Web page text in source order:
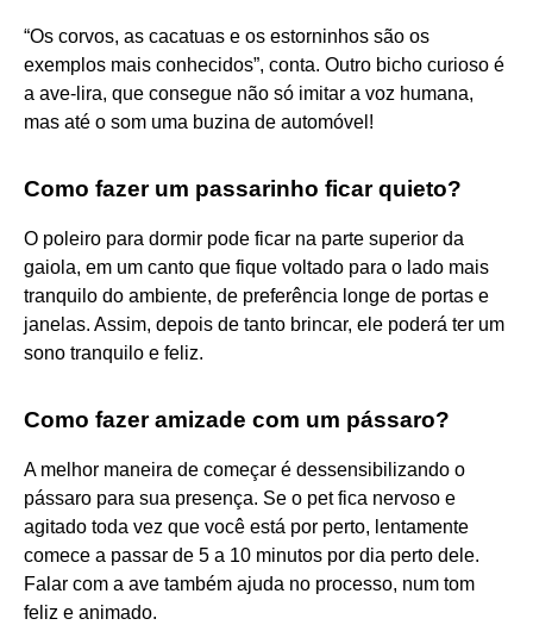
“Os corvos, as cacatuas e os estorninhos são os
exemplos mais conhecidos”, conta. Outro bicho curioso é
a ave-lira, que consegue não só imitar a voz humana,
mas até o som uma buzina de automóvel!
Como fazer um passarinho ficar quieto?
O poleiro para dormir pode ficar na parte superior da
gaiola, em um canto que fique voltado para o lado mais
tranquilo do ambiente, de preferência longe de portas e
janelas. Assim, depois de tanto brincar, ele poderá ter um
sono tranquilo e feliz.
Como fazer amizade com um pássaro?
A melhor maneira de começar é dessensibilizando o
pássaro para sua presença. Se o pet fica nervoso e
agitado toda vez que você está por perto, lentamente
comece a passar de 5 a 10 minutos por dia perto dele.
Falar com a ave também ajuda no processo, num tom
feliz e animado.